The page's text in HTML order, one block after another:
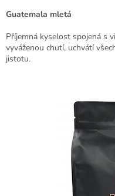
Guatemala mletá
Příjemná kyselost spojená s
vyváženou chutí, uchvátí
jistotu.